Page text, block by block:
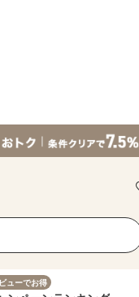
ューでお得